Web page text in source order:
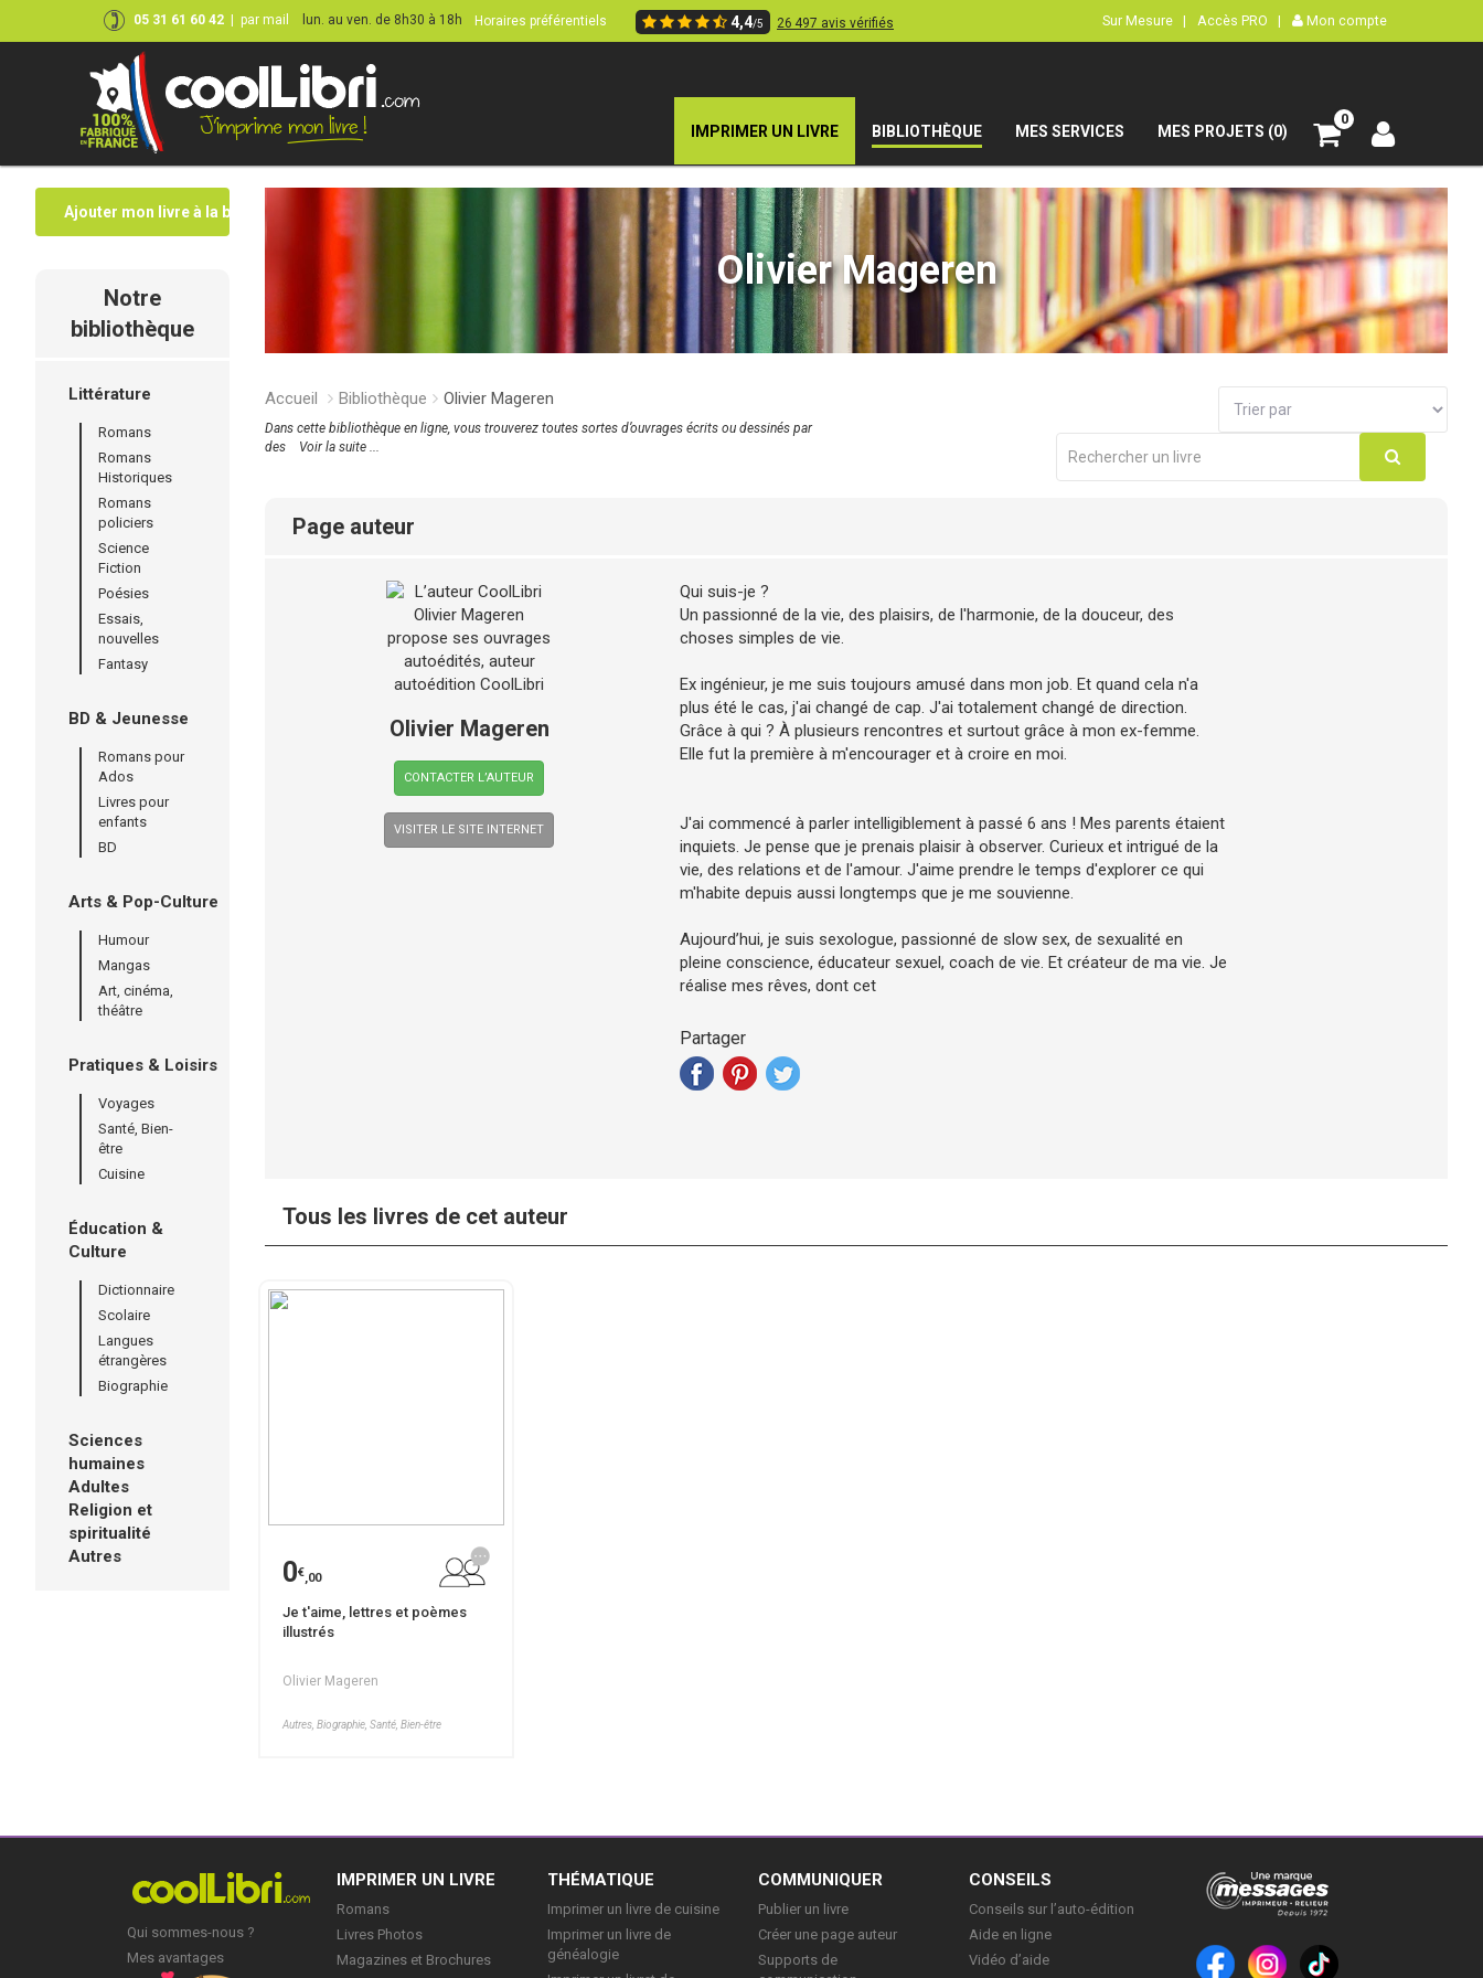
05 31 61 60 42 par mail lun. au ven. de 8h30 à 18h Horaires préférentiels 4,4/5 26 497 avis vérifiés Sur Mesure | Accès PRO | Mon compte
IMPRIMER UN LIVRE BIBLIOTHÈQUE MES SERVICES MES PROJETS (0)
0
Ajouter mon livre à la bibliothèque
Notre
bibliothèque
Littérature
Romans
Romans
Historiques
Romans
policiers
Science
Fiction
Poésies
Essais,
nouvelles
Fantasy
BD & Jeunesse
Romans pour
Ados
Livres pour
enfants
BD
Arts & Pop-Culture
Humour
Mangas
Art, cinéma,
théâtre
Pratiques & Loisirs
Voyages
Santé, Bien-
être
Cuisine
Éducation &
Culture
Dictionnaire
Scolaire
Langues
étrangères
Biographie
Sciences
humaines
Adultes
Religion et
spiritualité
Autres
Olivier Mageren
Accueil Bibliothèque Olivier Mageren
Dans cette bibliothèque en ligne, vous trouverez toutes sortes d’ouvrages écrits ou dessinés par
des
Voir la suite ...
page auteur
Olivier Mageren
CONTACTER L’AUTEUR
VISITER LE SITE INTERNET
Qui suis-je ?
Un passionné de la vie, des plaisirs, de l'harmonie, de la douceur, des
choses simples de vie.
Ex ingénieur, je me suis toujours amusé dans mon job. Et quand cela n'a
plus été le cas, j'ai changé de cap. J'ai totalement changé de direction.
Grâce à qui ? À plusieurs rencontres et surtout grâce à mon ex-femme.
Elle fut la première à m'encourager et à croire en moi.
J'ai commencé à parler intelligiblement à passé 6 ans ! Mes parents étaient
inquiets. Je pense que je prenais plaisir à observer. Curieux et intrigué de la
vie, des relations et de l'amour. J'aime prendre le temps d'explorer ce qui
m'habite depuis aussi longtemps que je me souvienne.
Aujourd’hui, je suis sexologue, passionné de slow sex, de sexualité en
pleine conscience, éducateur sexuel, coach de vie. Et créateur de ma vie. Je
réalise mes rêves, dont cet
Partager
Tous les livres de cet auteur
0€,00
Je t'aime, lettres et poèmes
illustrés
Olivier Mageren
Autres, Biographie, Santé, Bien-être
Qui sommes-nous ?
Mes avantages
IMPRIMER UN LIVRE
Romans
Livres Photos
Magazines et Brochures
THÉMATIQUE
Imprimer un livre de cuisine
Imprimer un livre de
généalogie
COMMUNIQUER
Publier un livre
Créer une page auteur
Supports de
CONSEILS
Conseils sur l’auto-édition
Aide en ligne
Vidéo d’aide